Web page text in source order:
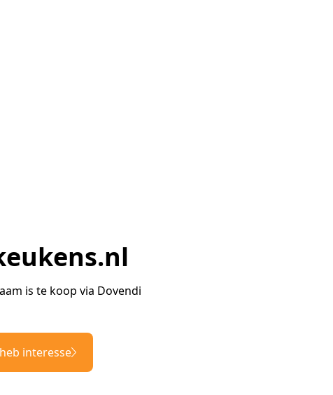
is te koop via Dovendi
interesse